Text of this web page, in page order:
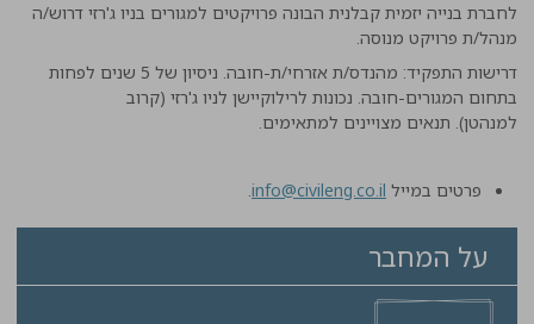
לחברת בנייה יזמית קבלנית הבונה פרויקטים למגורים בניו ג'רזי דרוש/ה
מנהל/ת פרויקט מנוסה.
דרישות התפקיד: מהנדס/ת אזרחי/ת-חובה. ניסיון של 5 שנים לפחות
בתחום המגורים-חובה. נכונות לרילוקיישן לניו ג'רזי (קרוב
למנהטן). תנאים מצויינים למתאימים.
פרטים במייל info@civileng.co.il
.
על המחבר